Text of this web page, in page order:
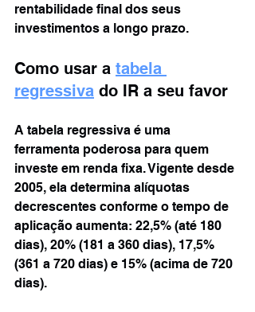
rentabilidade final dos seus
investimentos a longo prazo.
Como usar a tabela
regressiva do IR a seu favor
A tabela regressiva é uma
ferramenta poderosa para quem
investe em renda fixa. Vigente desde
2005, ela determina alíquotas
decrescentes conforme o tempo de
aplicação aumenta: 22,5% (até 180
dias), 20% (181 a 360 dias), 17,5%
(361 a 720 dias) e 15% (acima de 720
dias).